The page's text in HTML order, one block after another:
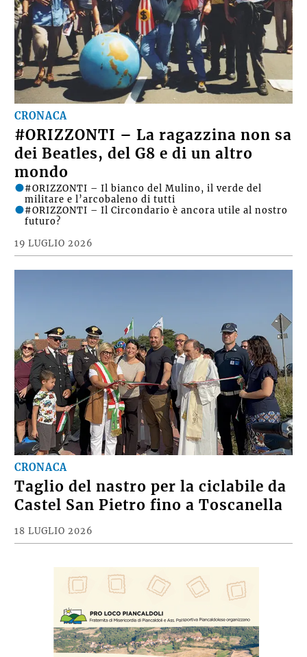
CRONACA
#ORIZZONTI – La ragazzina non sa
dei Beatles, del G8 e di un altro
mondo
19 LUGLIO 2026
#ORIZZONTI – Il bianco del Mulino, il verde del
militare e l’arcobaleno di tutti
#ORIZZONTI – Il Circondario è ancora utile al nostro
futuro?
CRONACA
Taglio del nastro per la ciclabile da
Castel San Pietro fino a Toscanella
18 LUGLIO 2026